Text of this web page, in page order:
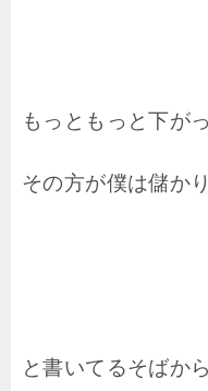
もっともっと下が
その方が僕は儲か
と書いてるそばから